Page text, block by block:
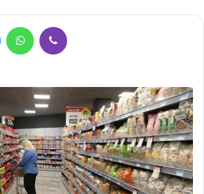
MessengerWhatsApp